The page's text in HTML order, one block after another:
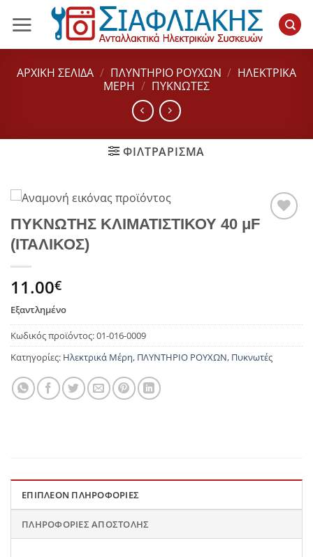
Μετάβαση
στο
περιεχόμενο
ΑΡΧΙΚΉ ΣΕΛΊΔΑ / ΠΛΥΝΤΗΡΙΟ ΡΟΥΧΩΝ / ΗΛΕΚΤΡΙΚΆ
ΜΈΡΗ / ΠΥΚΝΩΤΈΣ
ΦΙΛΤΡΆΡΙΣΜΑ
ΠΥΚΝΩΤΗΣ ΚΛΙΜΑΤΙΣΤΙΚΟΥ 40 μF
(ΙΤΑΛΙΚΟΣ)
11.00€
Εξαντλημένο
Κωδικός προϊόντος:01-016-0009
Κατηγορίες: Ηλεκτρικά Μέρη, ΠΛΥΝΤΗΡΙΟ ΡΟΥΧΩΝ, Πυκνωτές
ΕΠΙΠΛΈΟΝ ΠΛΗΡΟΦΟΡΊΕΣ
ΠΛΗΡΟΦΟΡΊΕΣ ΑΠΟΣΤΟΛΉΣ